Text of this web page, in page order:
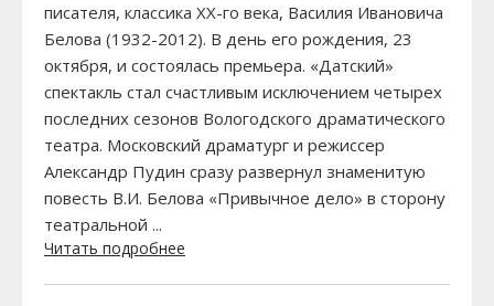
писателя, классика XX-го века, Василия Ивановича
Белова (1932-2012). В день его рождения, 23
октября, и состоялась премьера. «Датский»
спектакль стал счастливым исключением четырех
последних сезонов Вологодского драматического
театра. Московский драматург и режиссер
Александр Пудин сразу развернул знаменитую
повесть В.И. Белова «Привычное дело» в сторону
театральной ...
Читать подробнее